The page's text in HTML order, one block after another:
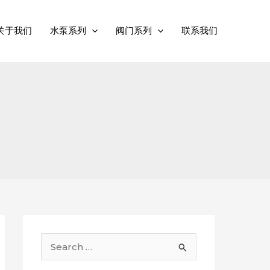
于我们 水泵系列 阀门系列 联系我们
索